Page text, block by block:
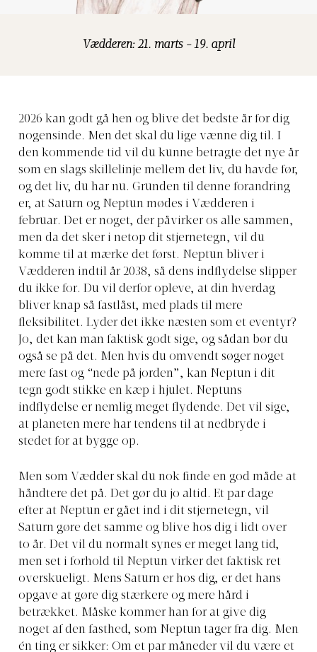
Vædderen: 21. marts - 19. april
2026 kan godt gå hen og blive det bedste år for dig
nogensinde. Men det skal du lige vænne dig til. I
den kommende tid vil du kunne betragte det nye år
som en slags skillelinje mellem det liv, du havde før,
og det liv, du har nu. Grunden til denne forandring
er, at Saturn og Neptun mødes i Vædderen i
februar. Det er noget, der påvirker os alle sammen,
men da det sker i netop dit stjernetegn, vil du
komme til at mærke det først. Neptun bliver i
Vædderen indtil år 2038, så dens indflydelse slipper
du ikke for. Du vil derfor opleve, at din hverdag
bliver knap så fastlåst, med plads til mere
fleksibilitet. Lyder det ikke næsten som et eventyr?
Jo, det kan man faktisk godt sige, og sådan bør du
også se på det. Men hvis du omvendt søger noget
mere fast og “nede på jorden”, kan Neptun i dit
tegn godt stikke en kæp i hjulet. Neptuns
indflydelse er nemlig meget flydende. Det vil sige,
at planeten mere har tendens til at nedbryde i
stedet for at bygge op.
Men som Vædder skal du nok finde en god måde at
håndtere det på. Det gør du jo altid. Et par dage
efter at Neptun er gået ind i dit stjernetegn, vil
Saturn gøre det samme og blive hos dig i lidt over
to år. Det vil du normalt synes er meget lang tid,
men set i forhold til Neptun virker det faktisk ret
overskueligt. Mens Saturn er hos dig, er det hans
opgave at gøre dig stærkere og mere hård i
betrækket. Måske kommer han for at give dig
noget af den fasthed, som Neptun tager fra dig. Men
én ting er sikker: Om et par måneder vil du være et